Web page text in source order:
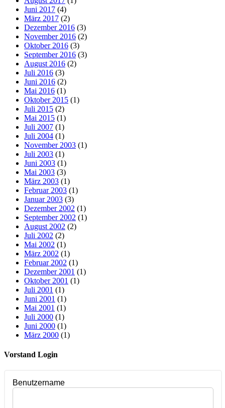
Juni 2017 (4)
März 2017 (2)
Dezember 2016 (3)
November 2016 (2)
Oktober 2016 (3)
September 2016 (3)
August 2016 (2)
Juli 2016 (3)
Juni 2016 (2)
Mai 2016 (1)
Oktober 2015 (1)
Juli 2015 (2)
Mai 2015 (1)
Juli 2007 (1)
Juli 2004 (1)
November 2003 (1)
Juli 2003 (1)
Juni 2003 (1)
Mai 2003 (3)
März 2003 (1)
Februar 2003 (1)
Januar 2003 (3)
Dezember 2002 (1)
September 2002 (1)
August 2002 (2)
Juli 2002 (2)
Mai 2002 (1)
März 2002 (1)
Februar 2002 (1)
Dezember 2001 (1)
Oktober 2001 (1)
Juli 2001 (1)
Juni 2001 (1)
Mai 2001 (1)
Juli 2000 (1)
Juni 2000 (1)
März 2000 (1)
Vorstand Login
Benutzername